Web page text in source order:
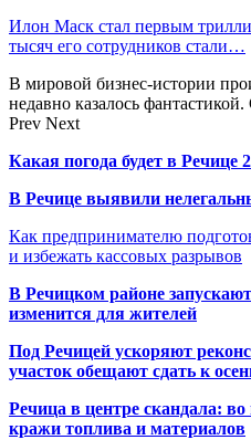
Илон Маск стал первым
тысяч его сотрудников стали…
В мировой бизнес-истории
недавно казалось
Prev Next
Какая погода будет в Речице
В Речице выявили
Как предпринимателю
и избежать кассовых разрывов
В Речицком районе
изменится для жителей
Под Речицей ускоряют
участок обещают сдать к
Речица в центре скандала:
кражи топлива и материалов